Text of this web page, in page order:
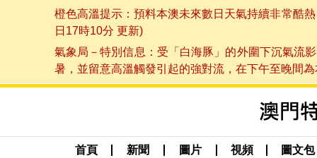
橙色高溫提示：預料本澳未來數日天氣持續非常酷
日17時10分 更新)
氣象局－特別信息：受「白海豚」的外圍下沉氣流
暑，並留意高溫觸發引起的強對流，在下午至晚間
首頁 新聞 圖片 視頻 圖文包